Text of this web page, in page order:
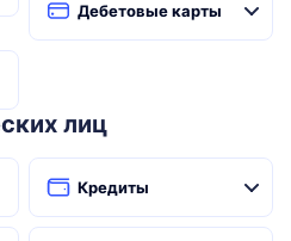
Дебетовые карты
лиц
Кредиты